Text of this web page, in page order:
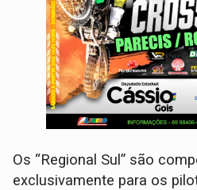
Os “Regional Sul” são
exclusivamente para os